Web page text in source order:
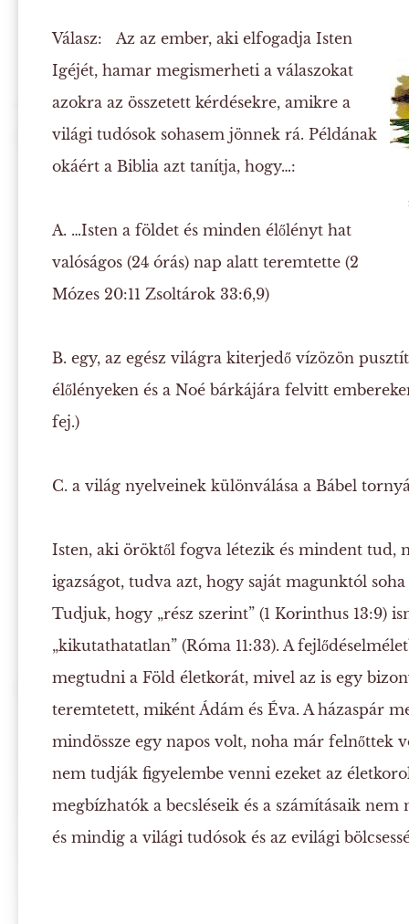
Válasz: Az az ember, aki elfogadja Isten
Igéjét, hamar megismerheti a válaszokat
azokra az összetett kérdésekre, amikre a
világi tudósok sohasem jönnek rá. Példának
okáért a Biblia azt tanítja, hogy…:
A. …Isten a földet és minden élőlényt hat
valóságos (24 órás) nap alatt teremtette (2
Mózes 20:11 Zsoltárok 33:6,9)
B. egy, az egész világra kiterjedő vízözön
élőlényeken és a Noé bárkájára felvitt
fej.)
C. a világ nyelveinek különválása a Bábel
Isten, aki öröktől fogva létezik és mindent tud,
igazságot, tudva azt, hogy saját magunktól
Tudjuk, hogy „rész szerint” (1 Korinthus 13:9)
„kikutathatatlan” (Róma 11:33). A
megtudni a Föld életkorát, mivel az is egy
teremtetett, miként Ádám és Éva. A házaspár
mindössze egy napos volt, noha már felnőttek
nem tudják figyelembe venni ezeket az
megbízhatók a becsléseik és a számításaik
és mindig a világi tudósok és az evilági